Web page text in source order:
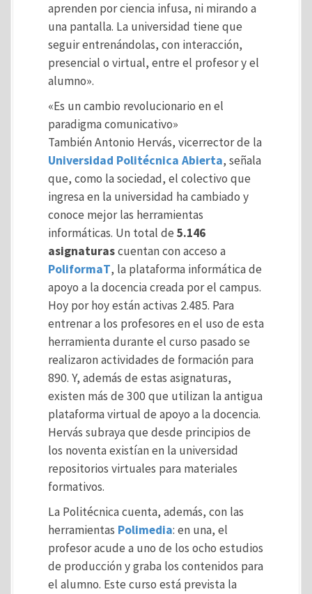
aprenden por ciencia infusa, ni mirando a
una pantalla. La universidad tiene que
seguir entrenándolas, con interacción,
presencial o virtual, entre el profesor y el
alumno».
«Es un cambio revolucionario en el
paradigma comunicativo»
También Antonio Hervás, vicerrector de la
Universidad Politécnica Abierta, señala
que, como la sociedad, el colectivo que
ingresa en la universidad ha cambiado y
conoce mejor las herramientas
informáticas. Un total de5.146
asignaturascuentan con acceso a
PoliformaT, la plataforma informática de
apoyo a la docencia creada por el campus.
Hoy por hoy están activas 2.485. Para
entrenar a los profesores en el uso de esta
herramienta durante el curso pasado se
realizaron actividades de formación para
890. Y, además de estas asignaturas,
existen más de 300 que utilizan la antigua
plataforma virtual de apoyo a la docencia.
Hervás subraya que desde principios de
los noventa existían en la universidad
repositorios virtuales para materiales
formativos.
La Politécnica cuenta, además, con las
herramientas Polimedia: en una, el
profesor acude a uno de los ocho estudios
de producción y graba los contenidos para
el alumno. Este curso está prevista la